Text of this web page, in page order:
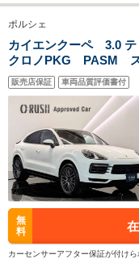
ポルシェ
カイエンクーペ 3.0
クロノPKG PASM
21インチRSスパイダ
アクセス LEDヘッド
ーンキープアシスト
販売店保証 車両品質評価書付
無
料
カーセンサーアフター保証が付け